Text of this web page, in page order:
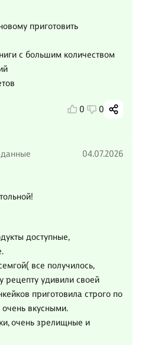
приготовить
с большим количеством
0 0
04.07.2026
доступные,
все получилось,
рецепту удивили своей
приготовила строго по
вкусными.
очень зрелищные и